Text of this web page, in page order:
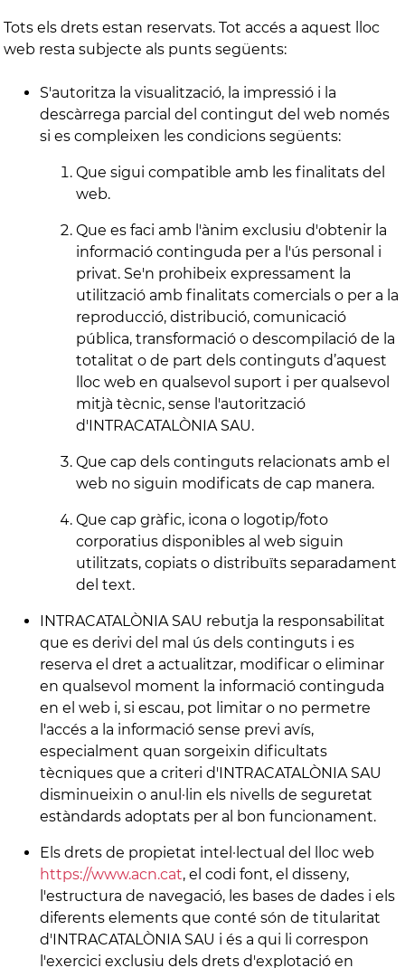
Tots els drets estan reservats. Tot accés a aquest lloc
web resta subjecte als punts següents:
S'autoritza la visualització, la impressió i la
descàrrega parcial del contingut del web només
si es compleixen les condicions següents:
Que sigui compatible amb les finalitats del
web.
Que es faci amb l'ànim exclusiu d'obtenir la
informació continguda per a l'ús personal i
privat. Se'n prohibeix expressament la
utilització amb finalitats comercials o per a la
reproducció, distribució, comunicació
pública, transformació o descompilació de la
totalitat o de part dels continguts d’aquest
lloc web en qualsevol suport i per qualsevol
mitjà tècnic, sense l'autorització
d'INTRACATALÒNIA SAU.
Que cap dels continguts relacionats amb el
web no siguin modificats de cap manera.
Que cap gràfic, icona o logotip/foto
corporatius disponibles al web siguin
utilitzats, copiats o distribuïts separadament
del text.
INTRACATALÒNIA SAU rebutja la responsabilitat
que es derivi del mal ús dels continguts i es
reserva el dret a actualitzar, modificar o eliminar
en qualsevol moment la informació continguda
en el web i, si escau, pot limitar o no permetre
l'accés a la informació sense previ avís,
especialment quan sorgeixin dificultats
tècniques que a criteri d'INTRACATALÒNIA SAU
disminueixin o anul·lin els nivells de seguretat
estàndards adoptats per al bon funcionament.
Els drets de propietat intel·lectual del lloc web
https://www.acn.cat, el codi font, el disseny,
l'estructura de navegació, les bases de dades i els
diferents elements que conté són de titularitat
d'INTRACATALÒNIA SAU i és a qui li correspon
l'exercici exclusiu dels drets d'explotació en